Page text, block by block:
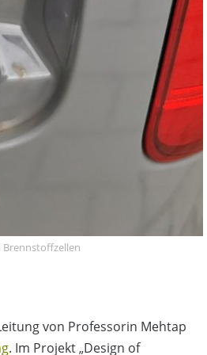
von Professorin Mehtap
. Im Projekt „Design of